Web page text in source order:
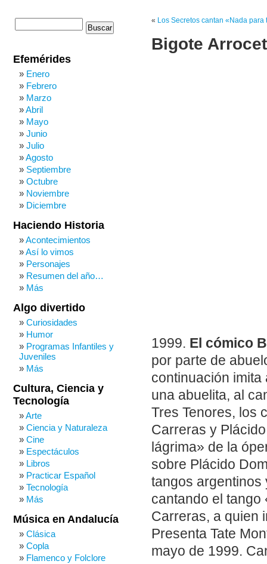
« Los Secretos cantan «Nada
Bigote
1999. El cómico
por parte de
continuación imita
una abuelita, al
Tres Tenores, los
Carreras y
lágrima» de la
sobre Plácido
tangos argentinos
cantando el tango
Carreras, a quien
Presenta Tate
mayo de 1999.
Efemérides
Enero
Febrero
Marzo
Abril
Mayo
Junio
Julio
Agosto
Septiembre
Octubre
Noviembre
Diciembre
Haciendo Historia
Acontecimientos
Así lo vimos
Personajes
Resumen del año…
Más
Algo divertido
Curiosidades
Humor
Programas Infantiles y
Juveniles
Más
Cultura, Ciencia y
Tecnología
Arte
Ciencia y Naturaleza
Cine
Espectáculos
Libros
Practicar Español
Tecnología
Más
Música en Andalucía
Clásica
Copla
Flamenco y Folclore